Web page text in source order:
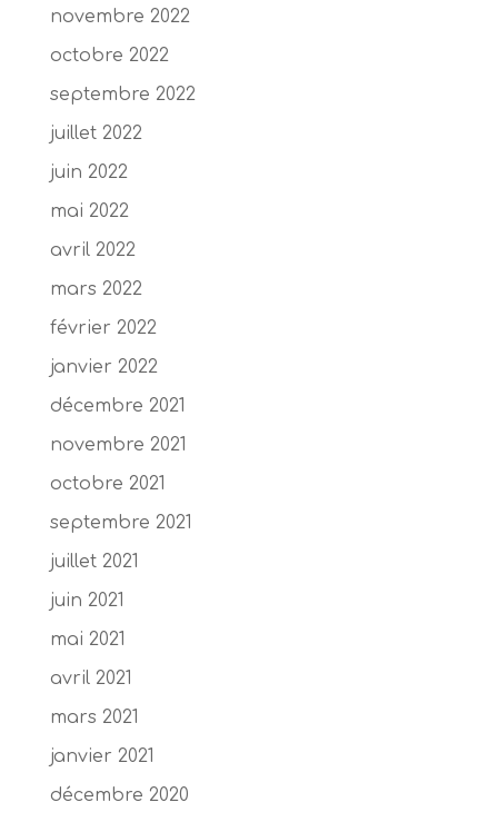
novembre 2022
octobre 2022
septembre 2022
juillet 2022
juin 2022
mai 2022
avril 2022
mars 2022
février 2022
janvier 2022
décembre 2021
novembre 2021
octobre 2021
septembre 2021
juillet 2021
juin 2021
mai 2021
avril 2021
mars 2021
janvier 2021
décembre 2020